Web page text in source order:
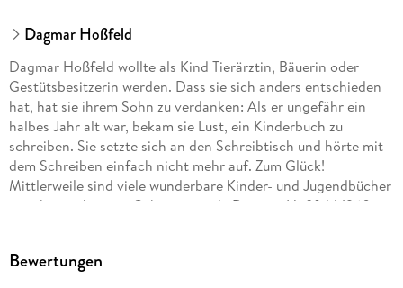
Dagmar Hoßfeld
Dagmar Hoßfeld wollte als Kind Tierärztin, Bäuerin oder
Gestütsbesitzerin werden. Dass sie sich anders entschieden
hat, hat sie ihrem Sohn zu verdanken: Als er ungefähr ein
halbes Jahr alt war, bekam sie Lust, ein Kinderbuch zu
schreiben. Sie setzte sich an den Schreibtisch und hörte mit
dem Schreiben einfach nicht mehr auf. Zum Glück!
Mittlerweile sind viele wunderbare Kinder- und Jugendbücher
von ihr erschienen. Geboren wurde Dagmar Hoßfeld 1960 in
der Welt: Autorin.
Bewertungen